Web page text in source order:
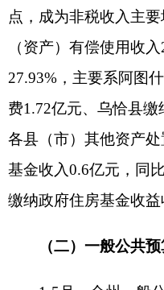
要系：支出上年结转的专
成20.4亿元，增长16.26%
年度绩效考核奖励及基本
金支出力度、及时兑付企业
快增长；阿克陶县完成
上年基本持平；乌恰县完成
主要系：2024年1-5月支出
15.35%，主要系：1-5月向